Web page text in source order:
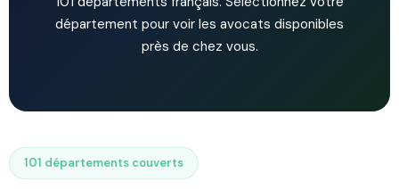
département pour voir les avocats disponibles
près de chez vous.
101 départements couverts